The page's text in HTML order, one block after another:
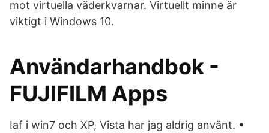
mot virtuella väderkvarnar. Virtuellt minne är
viktigt i Windows 10.
Användarhandbok -
FUJIFILM Apps
Iaf i win7 och XP, Vista har jag aldrig använt. •